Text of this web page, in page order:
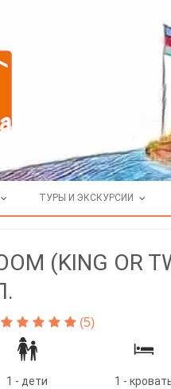
ТУРЫ И ЭКСКУРСИИ
(KING OR
(5)
1 - дети 1 -